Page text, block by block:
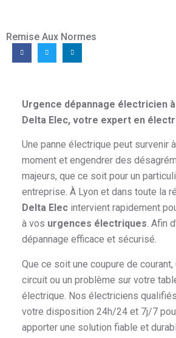
Remise Aux Normes
Urgence dépannage électricien
Delta Elec, votre expert en
Une panne électrique peut survenir
moment et engendrer des
majeurs, que ce soit pour un
entreprise. À Lyon et dans toute la
Delta Elec intervient rapidement
à vos urgences électriques. Afin
dépannage efficace et sécurisé.
Que ce soit une coupure de courant,
circuit ou un problème sur votre
électrique. Nos électriciens
votre disposition 24h/24 et 7j/7
apporter une solution fiable et